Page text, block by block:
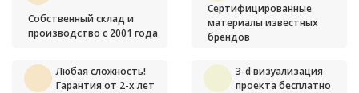
Собственный склад и
производство с 2001 года
Сертифицированные
материалы известных
брендов
Любая сложность!
Гарантия от 2-х лет
3-d визуализация
проекта бесплатно